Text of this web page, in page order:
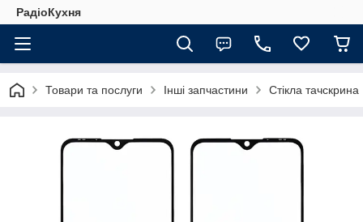
РадіоКухня
Товари та послуги Інші запчастини Стікла тачскрина